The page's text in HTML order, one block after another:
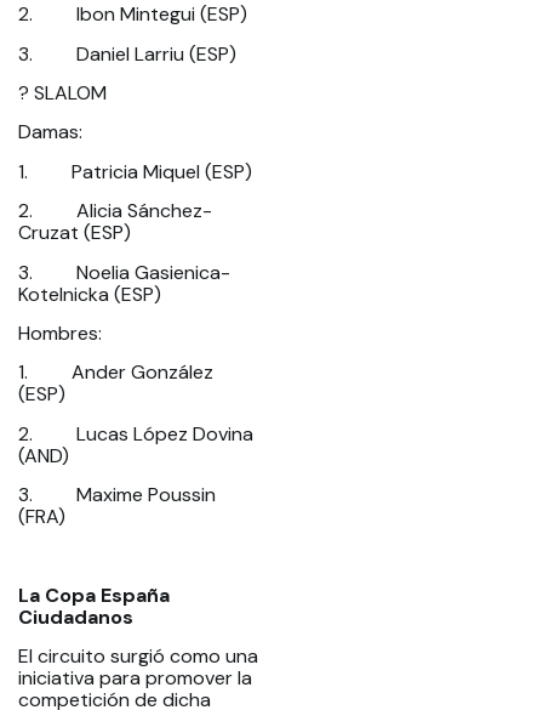
2. Ibon Mintegui (ESP)
3. Daniel Larriu (ESP)
? SLALOM
Damas:
1. Patricia Miquel (ESP)
2. Alicia Sánchez-
Cruzat (ESP)
3. Noelia Gasienica-
Kotelnicka (ESP)
Hombres:
1. Ander González
(ESP)
2. Lucas López Dovina
(AND)
3. Maxime Poussin
(FRA)
La Copa España
Ciudadanos
El circuito surgió como una
iniciativa para promover la
competición de dicha